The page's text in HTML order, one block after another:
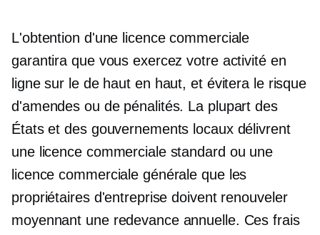
L'obtention d'une licence commerciale
garantira que vous exercez votre activité en
ligne sur le de haut en haut, et évitera le risque
d'amendes ou de pénalités. La plupart des
États et des gouvernements locaux délivrent
une licence commerciale standard ou une
licence commerciale générale que les
propriétaires d'entreprise doivent renouveler
moyennant une redevance annuelle. Ces frais